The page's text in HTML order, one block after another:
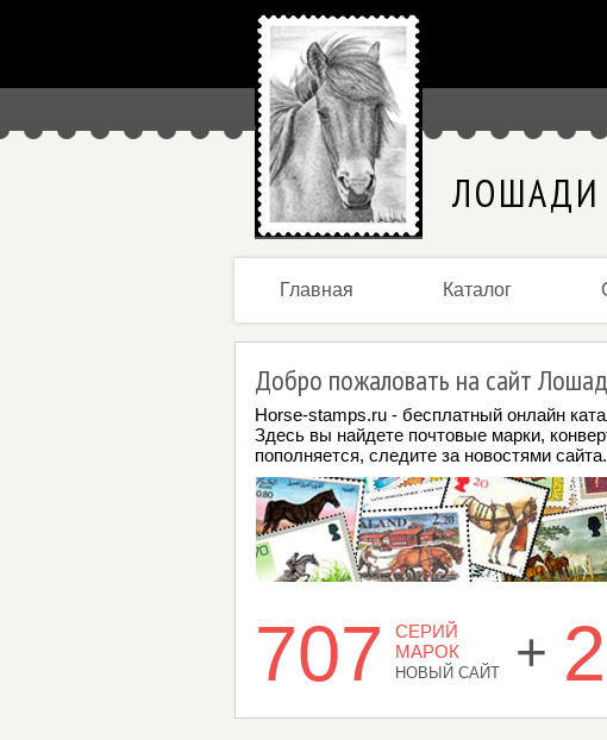
ЛОШАДИ
Главная Каталог
Добро пожаловать на сайт
Horse-stamps.ru - бесплатный онлайн
Здесь вы найдете почтовые марки,
пополняется, следите за новостями сайта.
707
СЕРИЙ
МАРОК
НОВЫЙ САЙТ +